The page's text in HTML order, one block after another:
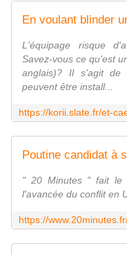
L'équipage risque
Savez-vous ce qu'est
anglais)? Il s'agit de
peuvent être install...
" 20 Minutes " fait le
l'avancée du conflit en